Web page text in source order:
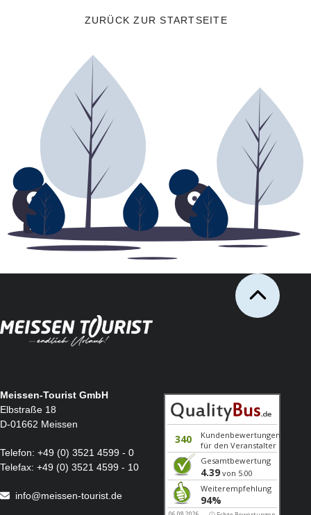
ZURÜCK ZUR STARTSEITE
Meissen-Tourist GmbH
Elbstraße 18
D-01662 Meissen
Telefon: +49 (0) 3521 4599 - 0
Telefax: +49 (0) 3521 4599 - 10
info@meissen-tourist.de